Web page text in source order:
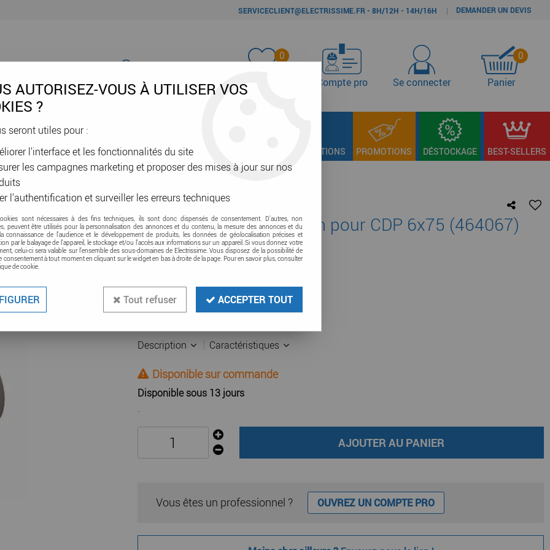
SERVICECLIENT@ELECTRISSIME.FR - 8H/12H - 14H/16H | DEMANDER UN DEVIS
0
Favoris Compte pro Se connecter
0
Panier
& GAINES DOMOTIQUE & VE SÉCURITÉ & RÉSEAU OUTILLAGE & FIXATIONS PROMOTIONS DÉSTOCKAGE BEST-SELLERS
oval 125 mm pour CDP 6x75 (464067)
ATLANTIC CLIM & VENTIL
Adaptateur oval 125 mm pour CDP 6x75 (464067)
Soyez le premier à donner votre avis !
Réf. :ELG 464067
Description
Caractéristiques
Disponible sur commande
Disponible sous 13 jours
.
AJOUTER AU PANIER
Vous êtes un professionnel ? OUVREZ UN COMPTE PRO
AUTORISEZ-VOUS À UTILISER VOS
?
seront utiles pour :
l'interface et les fonctionnalités du site
les campagnes marketing et proposer des mises à jour sur nos
l'authentification et surveiller les erreurs techniques
sont nécessaires à des fins techniques, ils sont donc dispensés de consentement. D'autres, non
peuvent être utilisés pour la personnalisation des annonces et du contenu, la mesure des annonces et du
connaissance de l'audience et le développement de produits, les données de géolocalisation précises et
par le balayage de l'appareil, le stockage et/ou l'accès aux informations sur un appareil. Si vous donnez votre
celui-ci sera valable sur l’ensemble des sous-domaines de Electrissime. Vous disposez de la possibilité de
consentement à tout moment en cliquant sur le widget en bas à droite de la page. Pour en savoir plus, consulter
de cookie.
Tout refuser ACCEPTER TOUT